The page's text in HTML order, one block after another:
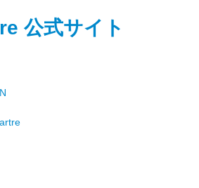
公式サイト